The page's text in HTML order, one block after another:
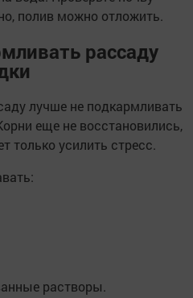
полив можно отложить.
рассаду
лучше не подкармливать
еще не восстановились,
только усилить стресс.
растворы.